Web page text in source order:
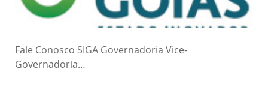
Fale Conosco SIGA Governadoria Vice-
Governadoria…